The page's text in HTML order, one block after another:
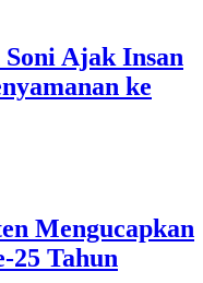
Ajak Insan
ke
Mengucapkan
25 Tahun